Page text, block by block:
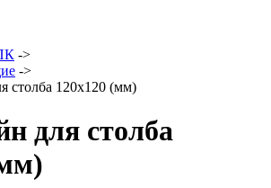
->
->
столба 120х120 (мм)
для столба